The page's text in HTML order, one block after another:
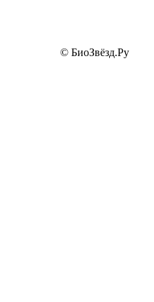
© БиоЗвёзд.Ру